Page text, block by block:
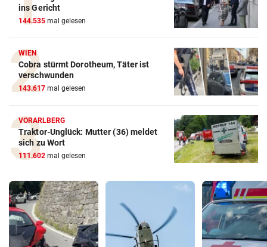
ins Gericht
144.535 mal gelesen
WIEN
Cobra stürmt Dorotheum, Täter ist
verschwunden
143.617 mal gelesen
VORARLBERG
Traktor-Unglück: Mutter (36) meldet
sich zu Wort
111.602 mal gelesen